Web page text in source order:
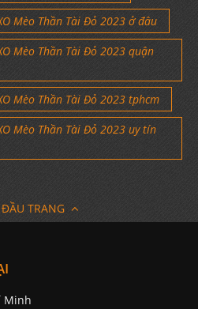
Mèo Thần Tài Đỏ 2023 ở đâu
Mèo Thần Tài Đỏ 2023 quận
Mèo Thần Tài Đỏ 2023 tphcm
Mèo Thần Tài Đỏ 2023 uy tín
TRANG
Minh